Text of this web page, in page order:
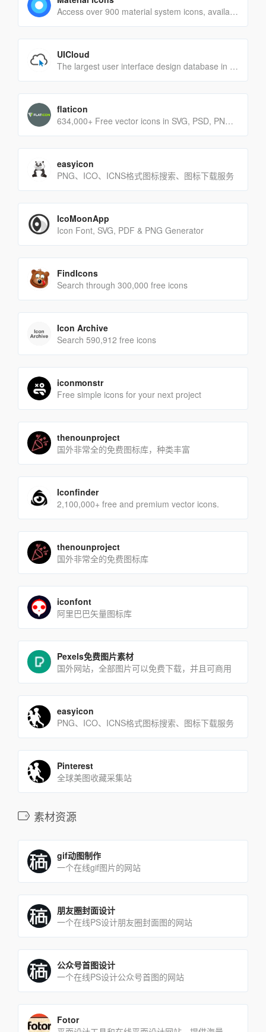
Access over 900 material system icons, available in a variety of sizes and densities, and as a web font.
UICloud
The largest user interface design database in the world.
flaticon
634,000+ Free vector icons in SVG, PSD, PNG, EPS format or as ICON FONT.
easyicon
PNG、ICO、ICNS格式图标搜索、图标下载服务
IcoMoonApp
Icon Font, SVG, PDF & PNG Generator
FindIcons
Search through 300,000 free icons
Icon Archive
Search 590,912 free icons
iconmonstr
Free simple icons for your next project
thenounproject
国外非常全的免费图标库，种类丰富
Iconfinder
2,100,000+ free and premium vector icons.
thenounproject
国外非常全的免费图标库
iconfont
阿里巴巴矢量图标库
Pexels免费图片素材
国外网站，全部图片可以免费下载，并且可商用
easyicon
PNG、ICO、ICNS格式图标搜索、图标下载服务
Pinterest
全球美图收藏采集站
素材资源
gif动图制作
一个在线gif图片的网站
朋友圈封面设计
一个在线PS设计朋友圈封面图的网站
公众号首图设计
一个在线PS设计公众号首图的网站
Fotor